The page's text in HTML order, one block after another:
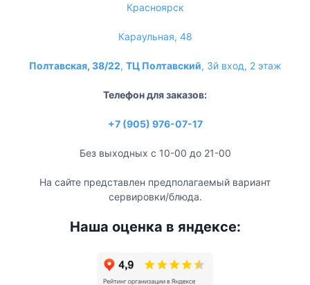
Красноярск
Караульная, 48
Полтавская, 38/22, ТЦ Полтавский, 3й вход, 2 этаж
Телефон для заказов:
+7 (905) 976-07-17
Без выходных с 10-00 до 21-00
На сайте представлен предполагаемый вариант
сервировки/блюда.
Наша оценка в яндексе: